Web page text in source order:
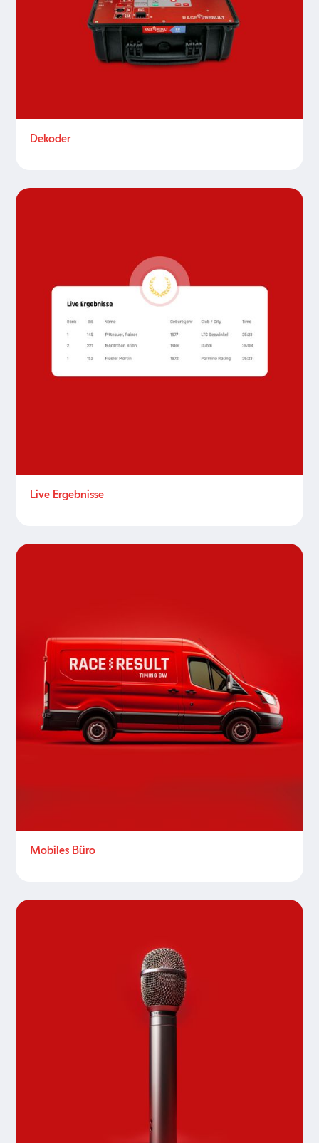
Dekoder
Live Ergebnisse
Mobiles Büro